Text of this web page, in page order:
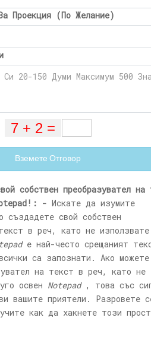
Проекция (По Желание)
Вземете Отговор
собствен преобразувател на
- Искате да изумите
създадете свой собствен
в реч, като не
е най-често срещаният
са запознати. Ако
на текст в реч, като не
освен Notepad, това със
вашите приятели. Разровете
как да хакнете този